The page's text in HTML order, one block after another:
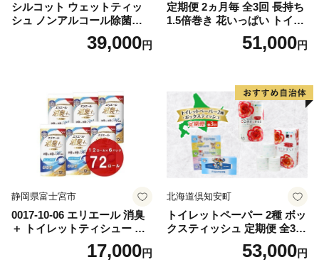
シルコット ウェットティッ
シュ ノンアルコール除菌詰
替（43枚×3P）×24袋 日用品
おもちゃ 拭き取り 手拭き 外
39,000円
定期便 2ヵ月毎 全3回 長持ち
1.5倍巻き 花いっぱい トイレ
ットペーパー ダブル 45ｍ 計
72ロール 全18種 花柄 プリン
ー 消耗品 備蓄 送料無料 北海
道 倶知安町 日用品
51,000円
静岡県富士宮市
0017-10-06 エリエール 消臭
＋ トイレットティシュー し
っかり香るフレッシュクリア
の香り ダブル 12ロール×6パ
17,000円
北海道倶知安町
トイレットペーパー 2種 ボッ
クスティッシュ 定期便 全3
回 日本製 まとめ買い 防災
常備品 日用雑貨 消耗品 生活
53,000円